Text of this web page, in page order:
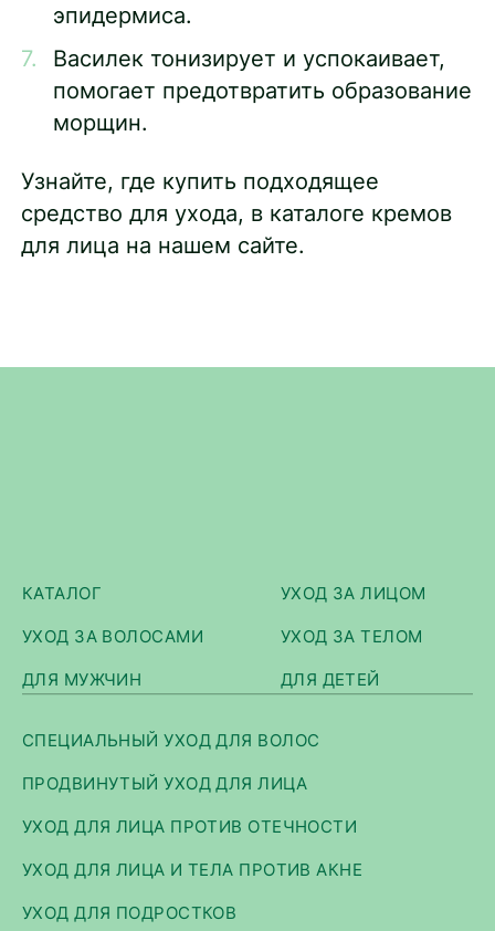
эпидермиса.
Василек тонизирует и успокаивает,
помогает предотвратить образование
морщин.
Узнайте, где купить подходящее
средство для ухода, в каталоге кремов
для лица на нашем сайте.
КАТАЛОГ УХОД ЗА ЛИЦОМ
УХОД ЗА ВОЛОСАМИ УХОД ЗА ТЕЛОМ
ДЛЯ МУЖЧИН ДЛЯ ДЕТЕЙ
СПЕЦИАЛЬНЫЙ УХОД ДЛЯ ВОЛОС
ПРОДВИНУТЫЙ УХОД ДЛЯ ЛИЦА
УХОД ДЛЯ ЛИЦА ПРОТИВ ОТЕЧНОСТИ
УХОД ДЛЯ ЛИЦА И ТЕЛА ПРОТИВ АКНЕ
УХОД ДЛЯ ПОДРОСТКОВ